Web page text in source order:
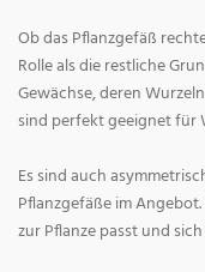
Ob das Pflanzgefäß
Rolle als die restliche
Gewächse, deren
sind perfekt geeignet für
Es sind auch
Pflanzgefäße im
zur Pflanze passt und